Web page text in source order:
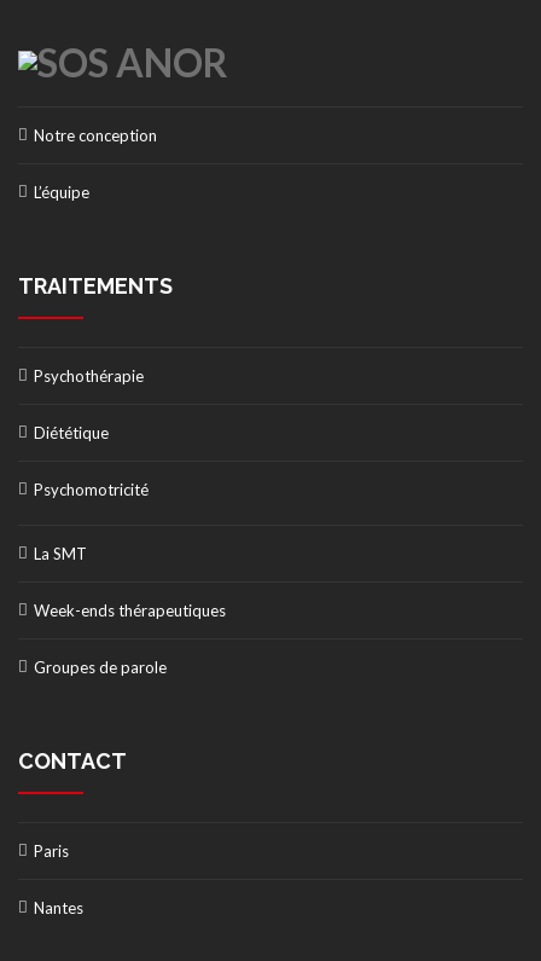
Notre conception
L’équipe
TRAITEMENTS
Psychothérapie
Diététique
Psychomotricité
La SMT
Week-ends thérapeutiques
Groupes de parole
CONTACT
Paris
Nantes